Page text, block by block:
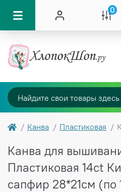
0
Канва Пластиковая
Канва для
Пластиковая 14ct
сапфир 28*21см (по